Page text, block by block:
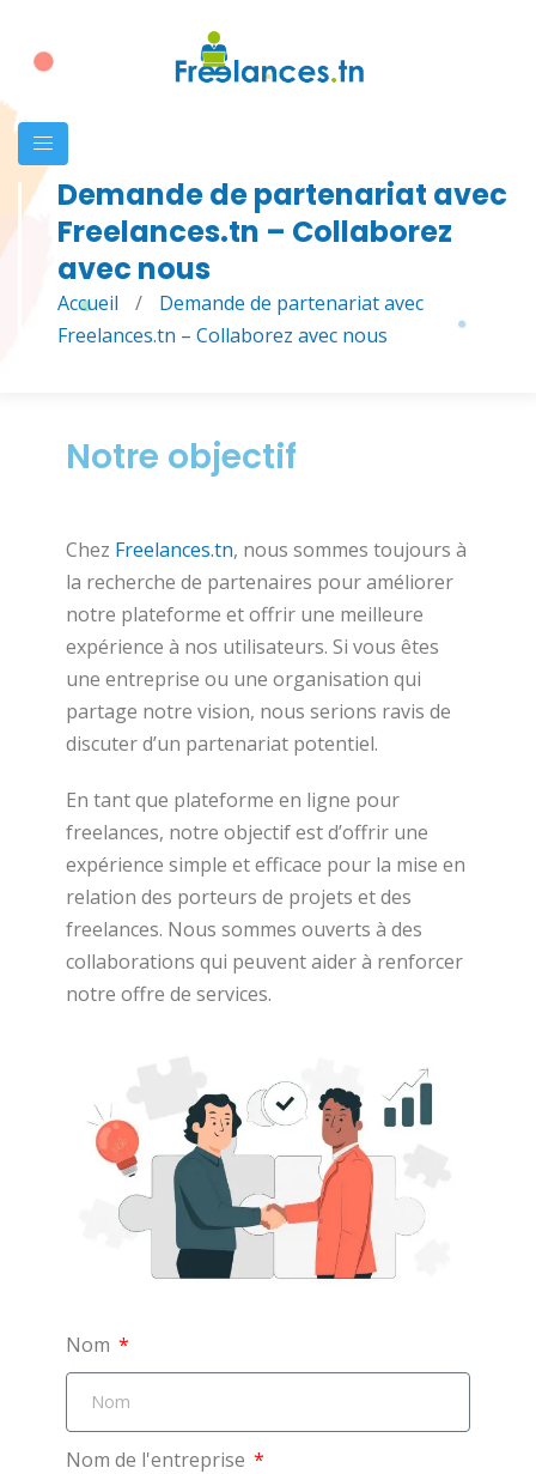
Demande de partenariat avec
Freelances.tn – Collaborez
avec nous
Accueil /
Demande de partenariat avec
Freelances.tn – Collaborez avec nous
Notre objectif
Chez Freelances.tn, nous sommes toujours à
la recherche de partenaires pour améliorer
notre plateforme et offrir une meilleure
expérience à nos utilisateurs. Si vous êtes
une entreprise ou une organisation qui
partage notre vision, nous serions ravis de
discuter d’un partenariat potentiel.
En tant que plateforme en ligne pour
freelances, notre objectif est d’offrir une
expérience simple et efficace pour la mise en
relation des porteurs de projets et des
freelances. Nous sommes ouverts à des
collaborations qui peuvent aider à renforcer
notre offre de services.
Nom
Nom de l'entreprise